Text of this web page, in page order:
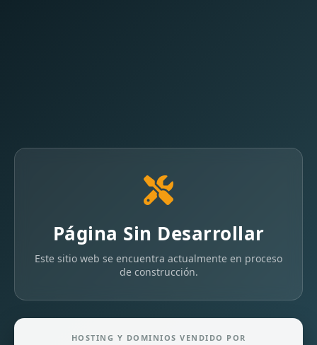
Página Sin Desarrollar
Este sitio web se encuentra actualmente en proceso
de construcción.
HOSTING Y DOMINIOS VENDIDO POR